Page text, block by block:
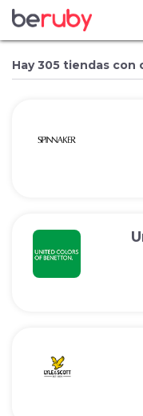
Hay 305 tiendas con